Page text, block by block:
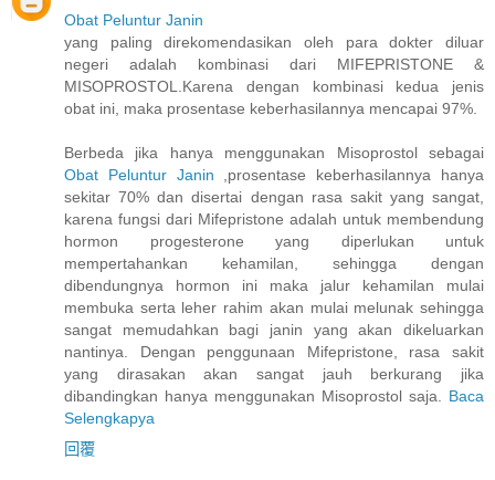
Obat Peluntur Janin
yang paling direkomendasikan oleh para dokter diluar
negeri adalah kombinasi dari MIFEPRISTONE &
MISOPROSTOL.Karena dengan kombinasi kedua jenis
obat ini, maka prosentase keberhasilannya mencapai 97%.
Berbeda jika hanya menggunakan Misoprostol sebagai
Obat Peluntur Janin
,prosentase keberhasilannya hanya
sekitar 70% dan disertai dengan rasa sakit yang sangat,
karena fungsi dari Mifepristone adalah untuk membendung
hormon progesterone yang diperlukan untuk
mempertahankan kehamilan, sehingga dengan
dibendungnya hormon ini maka jalur kehamilan mulai
membuka serta leher rahim akan mulai melunak sehingga
sangat memudahkan bagi janin yang akan dikeluarkan
nantinya. Dengan penggunaan Mifepristone, rasa sakit
yang dirasakan akan sangat jauh berkurang jika
dibandingkan hanya menggunakan Misoprostol saja.
Baca
Selengkapya
回覆